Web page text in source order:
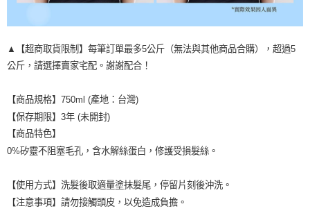
▲【超商取貨限制】每筆訂單最多5公斤（無法與其他商品合購），超過5
公斤，請選擇賣家宅配。謝謝配合！
【商品規格】750ml (產地：台灣)
【保存期限】3年 (未開封)
【商品特色】
0%矽靈不阻塞毛孔，含水解絲蛋白，修護受損髮絲。
【使用方式】洗髮後取適量塗抹髮尾，停留片刻後沖洗。
【注意事項】請勿接觸頭皮，以免造成負擔。